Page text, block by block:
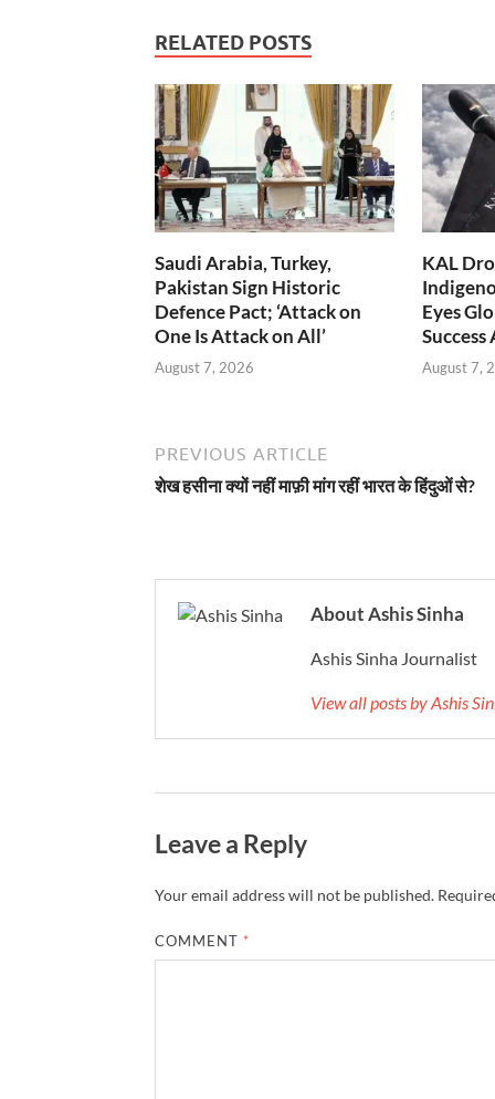
RELATED POSTS
Saudi Arabia, Turkey,
Pakistan Sign Historic
Defence Pact; ‘Attack on
One Is Attack on All’
August 7, 2026
KAL
Eyes
August 7,
PREVIOUS ARTICLE
शेख हसीना क्यों नहीं माफ़ी मांग रहीं भारत के हिंदुओं से?
About Ashis Sinha
Ashis Sinha Journalist
View all posts by Ashis
Leave a Reply
Your email address will not be published.
COMMENT *